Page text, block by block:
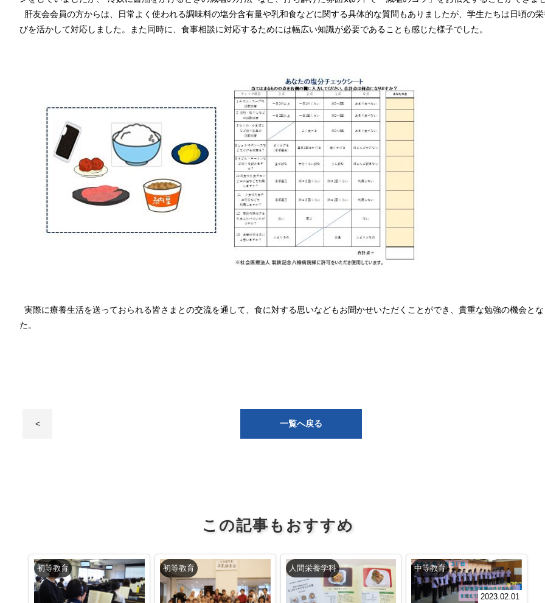
肝友会会員の方からは、日常よく使われる調味料の塩分含有量や乳和食などに関する具体的な質問もありましたが、学生たちは日頃の
びを活かして対応しました。
また同時に、食事相談に対応するためには幅広い知識が必要であることも感じた様子でした。
実際に療養生活を送っておられる皆さまとの交流を通して、食に対する思いなどもお聞かせいただくことができ、貴重な勉強の機会と
た。
< 一覧へ戻る
この記事もおすすめ
初等教育 初等教育 人間栄養学科 中等教育
2023.02.01